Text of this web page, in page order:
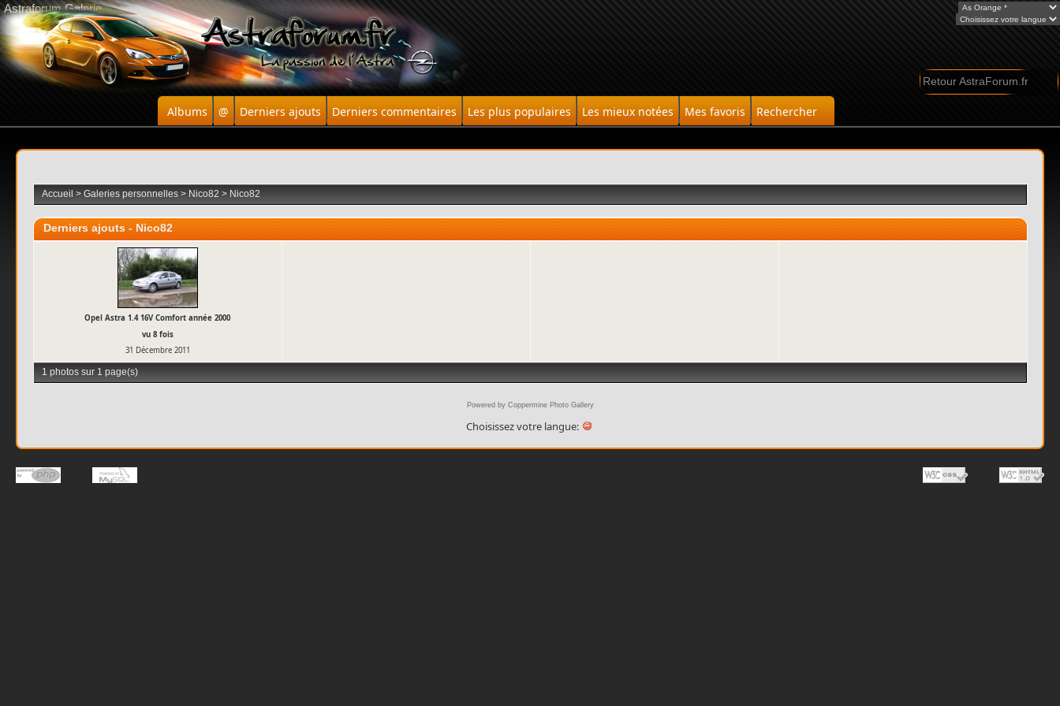
Astraforum Galerie
Retour AstraForum.fr
Albums @ Derniers ajouts Derniers commentaires Les plus populaires Les mieux notées Mes favoris Rechercher
Accueil > Galeries personnelles> Nico82> Nico82
Derniers ajouts - Nico82
Opel Astra 1.4 16V Comfort année 2000
vu 8 fois
31 Décembre 2011
1 photos sur 1 page(s)
Powered by Coppermine Photo Gallery
Choisissez votre langue: